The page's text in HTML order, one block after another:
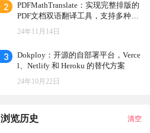
2
PDFMathTranslate：实现完整排版的
PDF文档双语翻译工具，支持多种翻
译服务的开源项目
24年11月14日
3
Dokploy：开源的自部署平台，Verce
l、Netlify 和 Heroku 的替代方案
24年10月22日
浏览历史 清空